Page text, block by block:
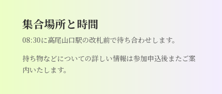
集合場所と時間
08:30に高尾山口駅の改札前で待ち合わせします。
持ち物などについての詳しい情報は参加申込後またご案
内いたします。